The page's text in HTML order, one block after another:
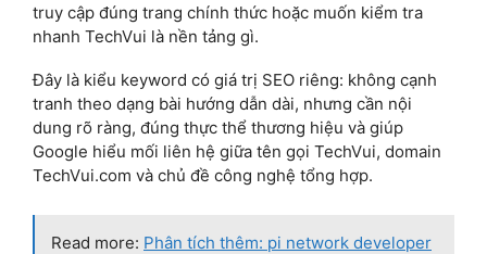
truy cập đúng trang chính thức hoặc muốn kiểm tra
nhanh TechVui là nền tảng gì.
Đây là kiểu keyword có giá trị SEO riêng: không cạnh
tranh theo dạng bài hướng dẫn dài, nhưng cần nội
dung rõ ràng, đúng thực thể thương hiệu và giúp
Google hiểu mối liên hệ giữa tên gọi TechVui, domain
TechVui.com và chủ đề công nghệ tổng hợp.
Read more: Phân tích thêm: pi network developer